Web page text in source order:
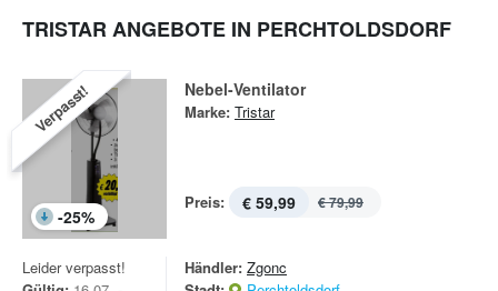
TRISTAR ANGEBOTE IN PERCHTOLDSDORF
Verpasst!
-25%
Nebel-Ventilator
Marke: Tristar
Preis: € 59,99 € 79,99
Leider verpasst!
Händler: Zgonc